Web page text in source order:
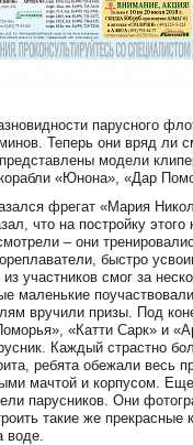
парусного
Теперь они вряд ли
модели
«Юнона», «Дар
фрегат «Мария
что на постройку
– они
быстро
участников смог за
маленькие
вручили призы. Под
«Катти Сарк» и
Каждый страстно
ребята обежали весь
мачтой и корпусом.
парусников. Они
такие же прекрасные
воде.